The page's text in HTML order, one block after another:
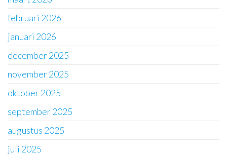
februari 2026
januari 2026
december 2025
november 2025
oktober 2025
september 2025
augustus 2025
juli 2025